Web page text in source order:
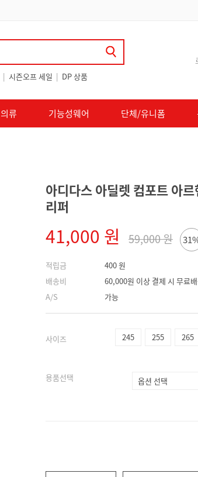
| 시즌오프 세일 | DP 상품
의류 기능성웨어 단체/유니폼
아디다스 아딜렛 컴포트 아
리퍼
41,000 원 59,000 원
적립금
배송비
A/S
400 원
60,000원 이상 결제 시 무료
가능
사이즈 245 255 265
용품선택